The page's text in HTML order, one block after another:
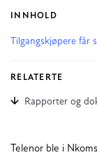
INNHOLD
Tilgangskjøpere får
RELATERTE
Rapporter og
Telenor ble i